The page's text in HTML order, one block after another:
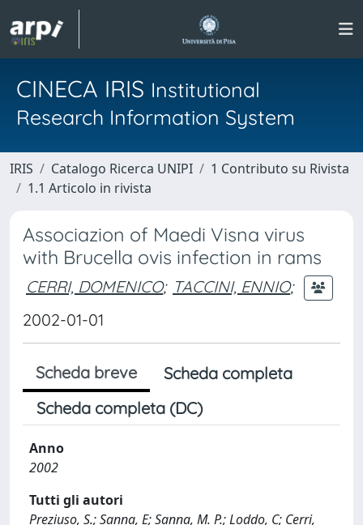
CINECA IRIS Institutional
Research Information System
IRIS Catalogo Ricerca UNIPI
1 Contributo su Rivista
1.1 Articolo in rivista
Associazion of Maedi Visna virus
with Brucella ovis infection in rams
CERRI, DOMENICO; TACCINI, ENNIO;
2002-01-01
Scheda breve
Scheda completa
Scheda completa (DC)
Anno
2002
Tutti gli autori
Preziuso, S.; Sanna, E; Sanna, M. P.; Loddo, C; Cerri,